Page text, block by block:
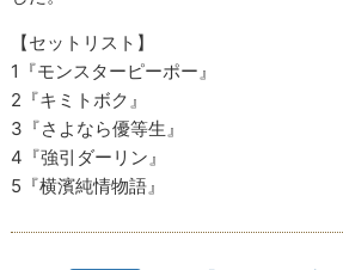
【セットリスト】
1『モンスターピーポー』
2『キミトボク』
3『さよなら優等生』
4『強引ダーリン』
5『横濱純情物語』